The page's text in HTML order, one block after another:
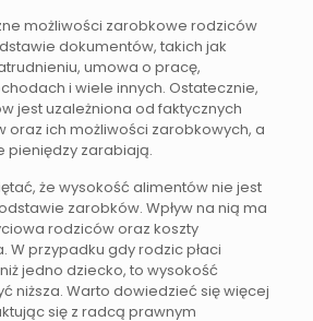
możliwości zarobkowe rodziców
dokumentów, takich jak
umowa o pracę,
i wiele innych. Ostatecznie,
jest uzależniona od faktycznych
oraz ich możliwości zarobkowych, a
pieniędzy zarabiają.
że wysokość alimentów nie jest
zarobków. Wpływ na nią ma
rodziców oraz koszty
W przypadku gdy rodzic płaci
jedno dziecko, to wysokość
niższa. Warto dowiedzieć się więcej
się z radcą prawnym